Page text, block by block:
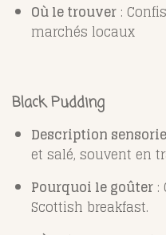
Où le trouver :
marchés locaux
Black Pudding
Description
et salé, souvent en
Pourquoi le goûter :
Scottish breakfast.